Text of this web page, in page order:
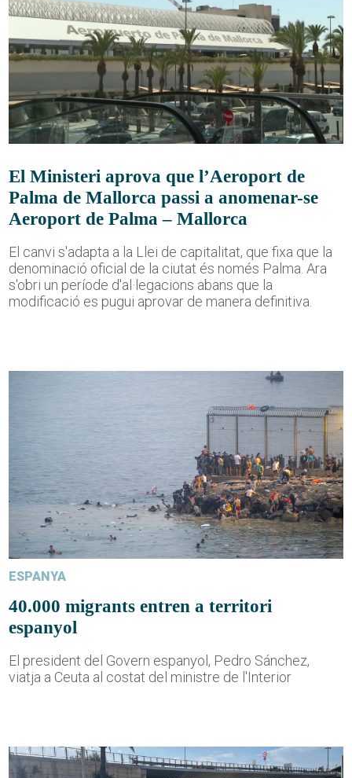
El Ministeri aprova que l’Aeroport de
Palma de Mallorca passi a anomenar-se
Aeroport de Palma – Mallorca
El canvi s'adapta a la Llei de capitalitat, que fixa que la
denominació oficial de la ciutat és només Palma. Ara
s'obri un període d'al·legacions abans que la
modificació es pugui aprovar de manera definitiva.
ESPANYA
40.000 migrants entren a territori
espanyol
El president del Govern espanyol, Pedro Sánchez,
viatja a Ceuta al costat del ministre de l'Interior